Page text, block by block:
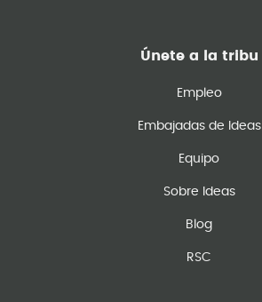
Únete a la tribu
Empleo
Embajadas de Ideas
Equipo
Sobre Ideas
Blog
RSC